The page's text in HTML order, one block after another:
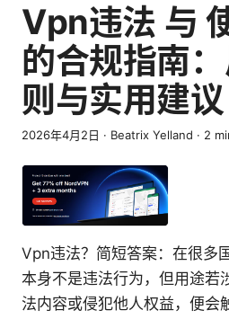
Vpn违法 与
的合规指南
则与实用建议
2026年4月2日 · Beatrix Yelland · 2
Vpn违法？简短答案：在很多
本身不是违法行为，但用途若
法内容或侵犯他人权益，便会